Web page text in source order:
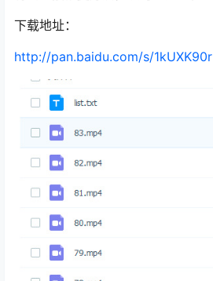
下载地址：
http://pan.baidu.com/s/1kUXK90r